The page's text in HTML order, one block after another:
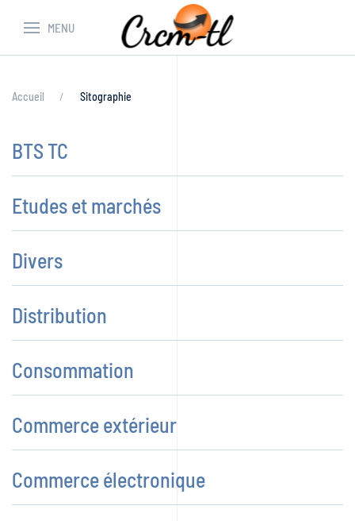
MENU
Accueil Sitographie
BTS TC
Etudes et marchés
Divers
Distribution
Consommation
Commerce extérieur
Commerce électronique